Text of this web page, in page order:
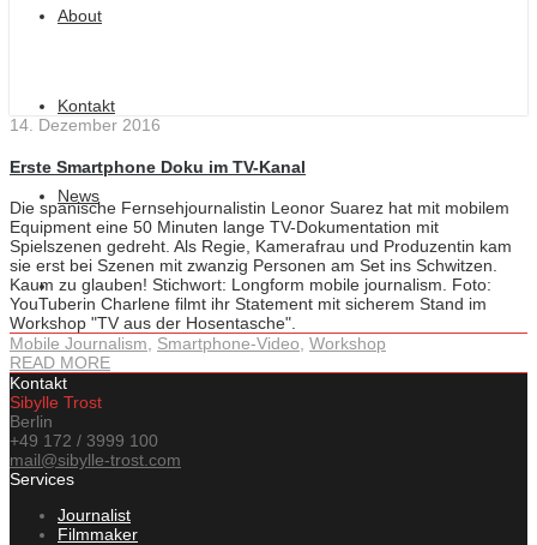
About
Kontakt
News
14. Dezember 2016
Erste Smartphone Doku im TV-Kanal
Die spanische Fernsehjournalistin Leonor Suarez hat mit mobilem
Equipment eine 50 Minuten lange TV-Dokumentation mit
Spielszenen gedreht. Als Regie, Kamerafrau und Produzentin kam
sie erst bei Szenen mit zwanzig Personen am Set ins Schwitzen.
Kaum zu glauben! Stichwort: Longform mobile journalism. Foto:
YouTuberin Charlene filmt ihr Statement mit sicherem Stand im
Workshop "TV aus der Hosentasche".
Mobile Journalism, Smartphone-Video, Workshop
READ MORE
Kontakt
Sibylle Trost
Berlin
+49 172 / 3999 100
mail@sibylle-trost.com
Services
Journalist
Filmmaker